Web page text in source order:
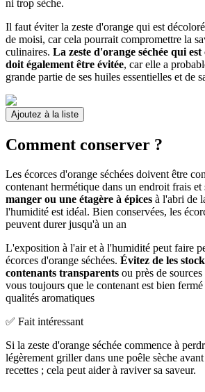
ni trop sèche.
Il faut éviter la zeste d'orange qui est
de moisi, car cela pourrait compromettre la
culinaires. La zeste d'orange séchée qui
doit également être évitée, car elle a
grande partie de ses huiles essentielles et de
Ajoutez à la liste
Comment conserver ?
Les écorces d'orange séchées doivent être
contenant hermétique dans un endroit frais et
manger ou une étagère à épices à l'abri de
l'humidité est idéal. Bien conservées, les
peuvent durer jusqu'à un an
L'exposition à l'air et à l'humidité peut faire
écorces d'orange séchées. Évitez de les
contenants transparents ou près de
vous toujours que le contenant est bien
qualités aromatiques
✅ Fait intéressant
Si la zeste d'orange séchée commence à
légèrement griller dans une poêle sèche
recettes ; cela peut aider à raviver sa saveur.